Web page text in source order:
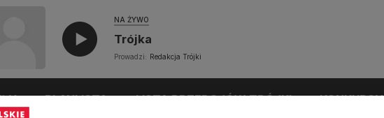
NA ŻYWO
Trójka
Prowadzi: Redakcja Trójki
PLAYLISTA LISTA PRZEBOJÓW TRÓJKI KONKURSY